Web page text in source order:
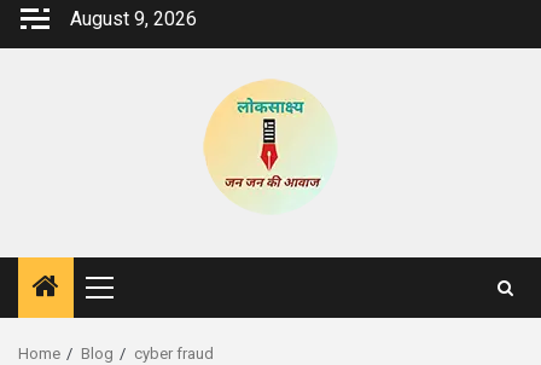
Skip
August 9, 2026
Primary
Menu
Home Blog cyber fraud